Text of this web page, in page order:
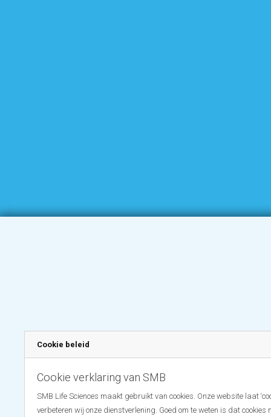
Cookie beleid
Cookie verklaring van SMB
SMB Life Sciences maakt gebruikt van cookies. Onze website laat
verbeteren wij onze dienstverlening. Goed om te weten is dat